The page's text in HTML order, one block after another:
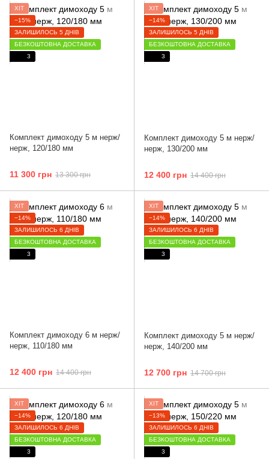
ХІТ
−15%
ЗАЛИШИЛОСЬ 5 ДНІВ
БЕЗКОШТОВНА ДОСТАВКА
3
Комплект димоходу 5 м нерж/
нерж, 120/180 мм
11 300 грн 13 300 грн
ХІТ
−14%
ЗАЛИШИЛОСЬ 5 ДНІВ
БЕЗКОШТОВНА ДОСТАВКА
3
Комплект димоходу 5 м нерж/
нерж, 130/200 мм
12 400 грн 14 400 грн
ХІТ
−14%
ЗАЛИШИЛОСЬ 6 ДНІВ
БЕЗКОШТОВНА ДОСТАВКА
3
Комплект димоходу 6 м нерж/
нерж, 110/180 мм
12 400 грн 14 400 грн
ХІТ
−14%
ЗАЛИШИЛОСЬ 6 ДНІВ
БЕЗКОШТОВНА ДОСТАВКА
3
Комплект димоходу 5 м нерж/
нерж, 140/200 мм
12 700 грн 14 700 грн
ХІТ
−14%
ЗАЛИШИЛОСЬ 6 ДНІВ
БЕЗКОШТОВНА ДОСТАВКА
3
ХІТ
−13%
ЗАЛИШИЛОСЬ 6 ДНІВ
БЕЗКОШТОВНА ДОСТАВКА
3